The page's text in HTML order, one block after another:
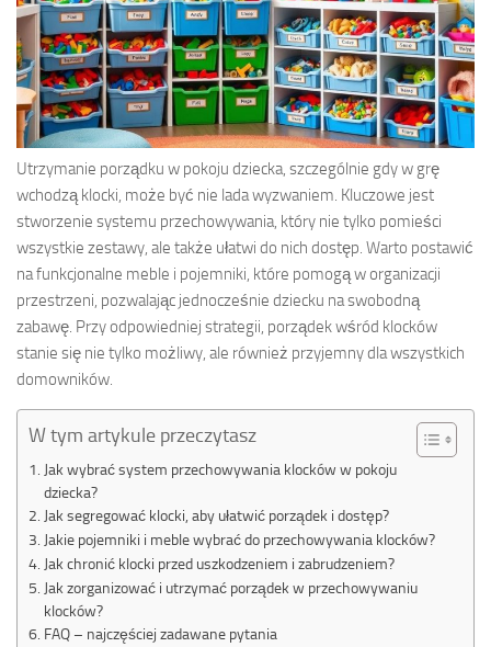
Utrzymanie porządku w pokoju dziecka, szczególnie gdy w grę
wchodzą klocki, może być nie lada wyzwaniem. Kluczowe jest
stworzenie systemu przechowywania, który nie tylko pomieści
wszystkie zestawy, ale także ułatwi do nich dostęp. Warto postawić
na funkcjonalne meble i pojemniki, które pomogą w organizacji
przestrzeni, pozwalając jednocześnie dziecku na swobodną
zabawę. Przy odpowiedniej strategii, porządek wśród klocków
stanie się nie tylko możliwy, ale również przyjemny dla wszystkich
domowników.
W tym artykule przeczytasz
Jak wybrać system przechowywania klocków w pokoju
dziecka?
Jak segregować klocki, aby ułatwić porządek i dostęp?
Jakie pojemniki i meble wybrać do przechowywania klocków?
Jak chronić klocki przed uszkodzeniem i zabrudzeniem?
Jak zorganizować i utrzymać porządek w przechowywaniu
klocków?
FAQ – najczęściej zadawane pytania